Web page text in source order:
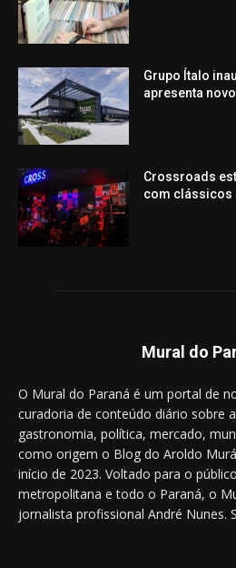
Grupo Ítalo
apresenta
Crossroads
com clássicos
Mural do
O Mural do Paraná é um portal de
curadoria de conteúdo diário sobre
gastronomia, política, mercado,
como origem o Blog do Aroldo
início de 2023. Voltado para o
metropolitana e todo o Paraná, o
jornalista profissional André Nunes.